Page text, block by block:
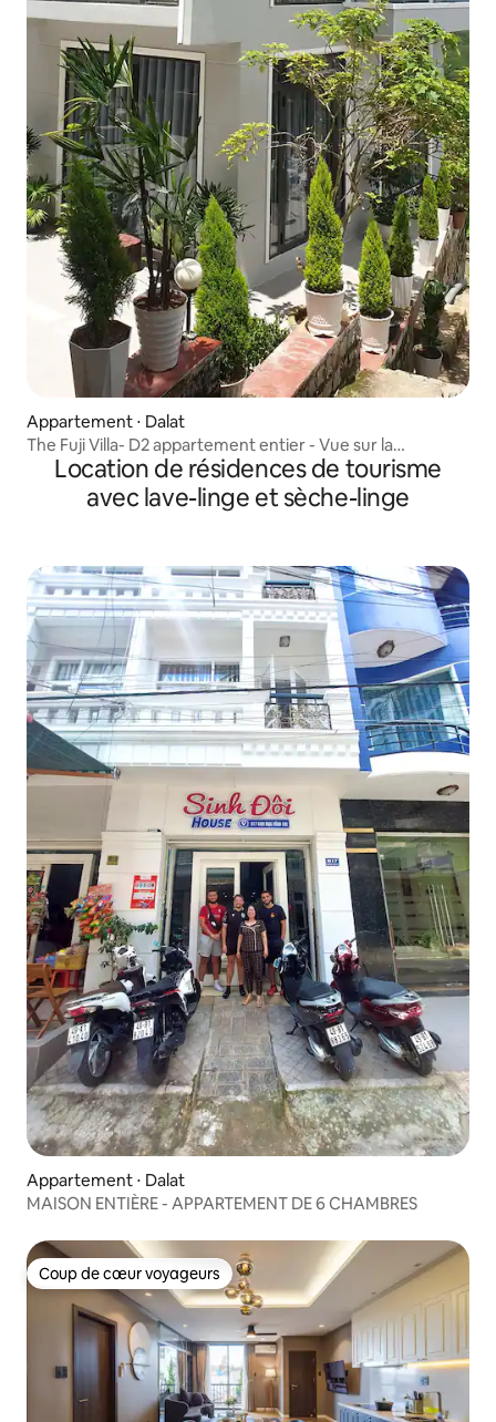
Appartement ⋅ Dalat
The Fuji Villa- D2 appartement entier - Vue sur la
montagne
Location de résidences de tourisme
avec lave-linge et sèche-linge
Appartement ⋅ Dalat
MAISON ENTIÈRE - APPARTEMENT DE 6 CHAMBRES
Coup de cœur voyageurs
Coup de cœur voyageurs